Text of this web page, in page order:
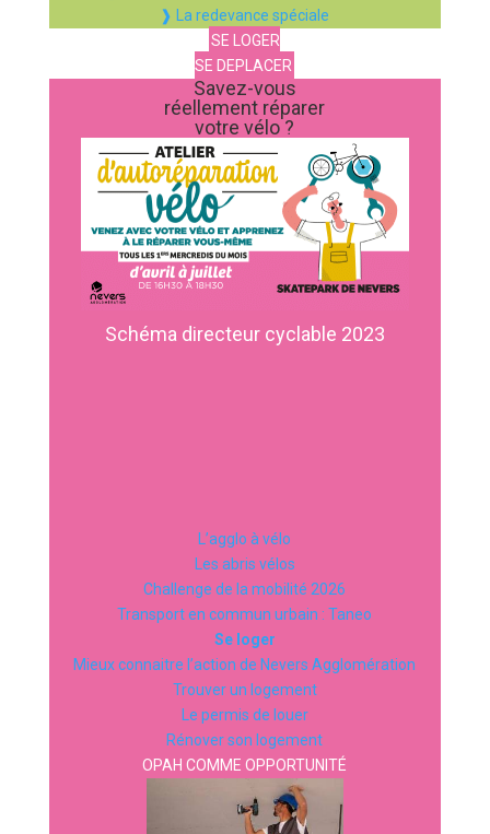
❱ La redevance spéciale
SE LOGER
SE DEPLACER
Savez-vous
réellement réparer
votre vélo ?
Schéma directeur cyclable 2023
L’agglo à vélo
Les abris vélos
Challenge de la mobilité 2026
Transport en commun urbain : Taneo
Se loger
Mieux connaitre l’action de Nevers Agglomération
Trouver un logement
Le permis de louer
Rénover son logement
OPAH COMME OPPORTUNITÉ